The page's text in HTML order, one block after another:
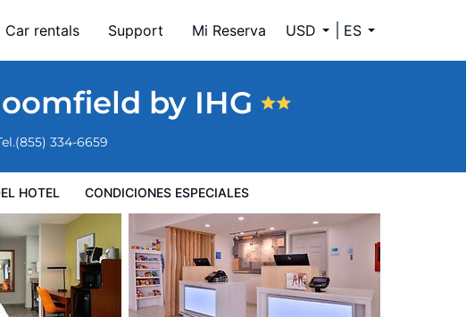
Car rentals Support Mi Reserva USD ES
by IHG
(855) 334-6659
HOTEL CONDICIONES ESPECIALES